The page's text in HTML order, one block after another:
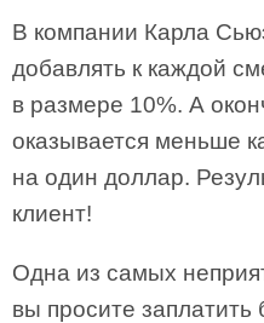
В компании Карла
добавлять к каждой
в размере 10%. А
оказывается меньше
на один доллар.
клиент!
Одна из самых
вы просите